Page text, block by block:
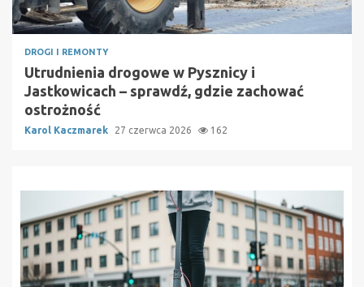
DROGI I REMONTY
Utrudnienia drogowe w Pysznicy i
Jastkowicach – sprawdź, gdzie zachować
ostrożność
Karol Kaczmarek 27 czerwca 2026 162